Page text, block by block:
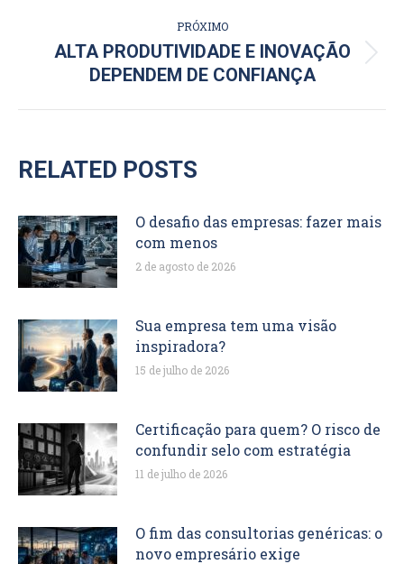
PRÓXIMO
Próximo
post:
ALTA PRODUTIVIDADE E INOVAÇÃO
DEPENDEM DE CONFIANÇA
RELATED POSTS
O desafio das empresas: fazer mais
com menos
2 de agosto de 2026
Sua empresa tem uma visão
inspiradora?
15 de julho de 2026
Certificação para quem? O risco de
confundir selo com estratégia
11 de julho de 2026
O fim das consultorias genéricas: o
novo empresário exige